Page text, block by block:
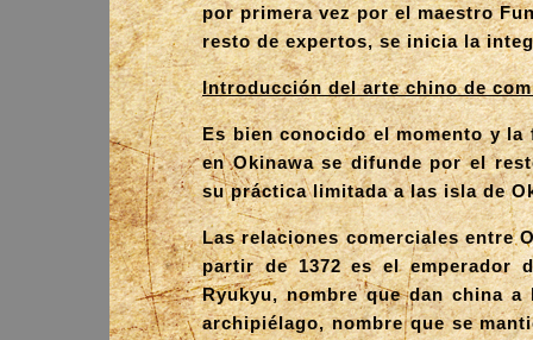
por primera vez por el maestro
resto de expertos, se inicia la
Introducción del arte chino de
Es bien conocido el momento y
en Okinawa se difunde por el
su práctica limitada a las isla de
Las relaciones comerciales entre
partir de 1372 es el emperador
Ryukyu, nombre que dan china
archipiélago, nombre que se